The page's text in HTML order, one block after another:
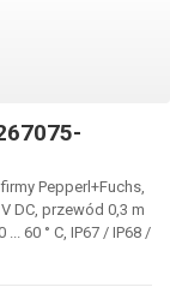
Pepperl+Fuchs,
DC, przewód 0,3 m
60 ° C, IP67 / IP68 /